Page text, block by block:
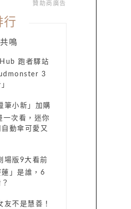
贊助商廣告
行
共鳴
跑者驛站
3
筆小新」加購
一次看，迷你
動傘可愛又
場版9大看前
」是誰，6
友不是慧善！